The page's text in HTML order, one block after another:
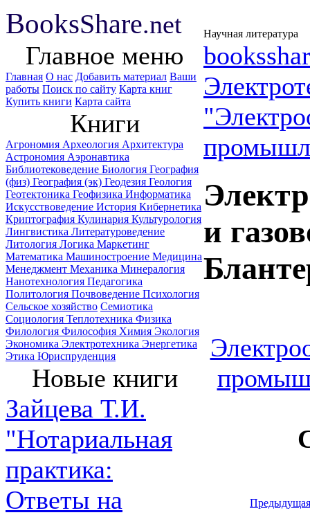
BooksShare.net Научная литература
Главное меню
Главная О нас Добавить материал Ваши
работы Поиск по сайту Карта книг
Купить книги Карта сайта
Книги
Агрономия Археология Архитектура
Астрономия Аэронавтика
Библиотековедение Биология География
(физ) География (эк) Геодезия Геология
Геотектоника Геофизика Информатика
Искусствоведение История Кибернетика
Криптография Кулинария Культурология
Лингвистика Литературоведение
Литология Логика Маркетинг
Математика Машиностроение Медицина
Менеджмент Механика Минералогия
Нанотехнология Педагогика
Политология Почвоведение Психология
Сельское хозяйство Семиотика
Социология Теплотехника Физика
Филология Философия Химия Экология
Экономика Электротехника Энергетика
Этика Юриспруденция
Новые книги
Зайцева Т.И.
"Нотариальная
практика:
Ответы на
и
Предыдущая